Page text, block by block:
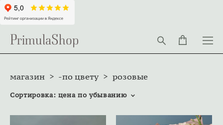
PrimulaShop
магазин > -по цвету > розовые
Сортировка: цена по убыванию